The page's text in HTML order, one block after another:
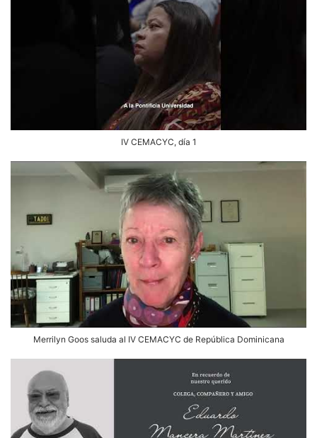
IV CEMACYC, día 1
Merrilyn Goos saluda al IV CEMACYC de República Dominicana